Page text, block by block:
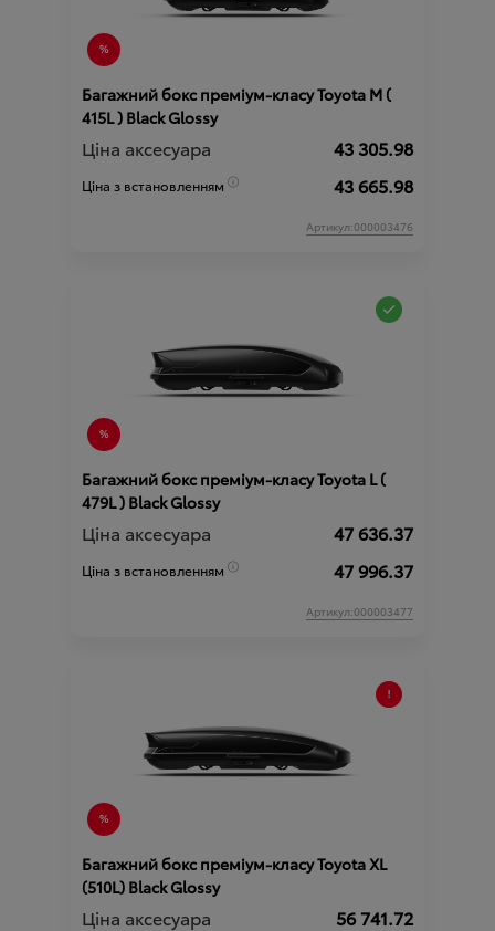
Багажний бокс преміум-класу Toyota М (
415L ) Black Glossy
Ціна аксесуара 43 305.98
Ціна з встановленням 43 665.98
Артикул:000003476
Багажний бокс преміум-класу Toyota L (
479L ) Black Glossy
Ціна аксесуара 47 636.37
Ціна з встановленням 47 996.37
Артикул:000003477
Багажний бокс преміум-класу Toyota XL
(510L) Black Glossy
Ціна аксесуара 56 741.72